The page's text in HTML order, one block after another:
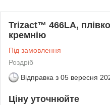
Trizact™ 466LA,
кремнію
Під замовлення
Роздріб
Відправка з 05 вересня
Ціну уточнюйте